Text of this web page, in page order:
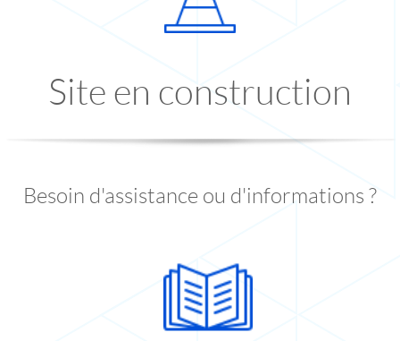
Site en construction
Besoin d'assistance ou d'informations ?